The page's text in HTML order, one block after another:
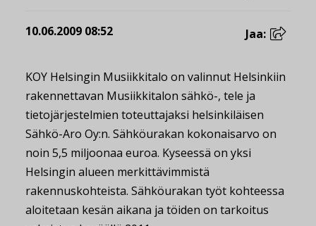
10.06.2009 08:52 Jaa:
KOY Helsingin Musiikkitalo on valinnut Helsinkiin
rakennettavan Musiikkitalon sähkö-, tele ja
tietojärjestelmien toteuttajaksi helsinkiläisen
Sähkö-Aro Oy:n. Sähköurakan kokonaisarvo on
noin 5,5 miljoonaa euroa. Kyseessä on yksi
Helsingin alueen merkittävimmistä
rakennuskohteista. Sähköurakan työt kohteessa
aloitetaan kesän aikana ja töiden on tarkoitus